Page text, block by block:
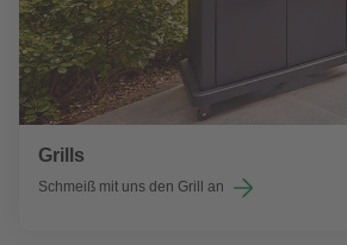
Grills
Schmeiß mit uns den Grill an